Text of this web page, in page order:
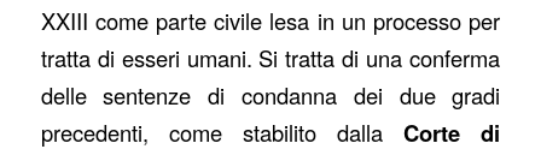
XXIII come parte civile lesa in un processo per
tratta di esseri umani. Si tratta di una conferma
delle sentenze di condanna dei due gradi
precedenti, come stabilito dallaCorte di